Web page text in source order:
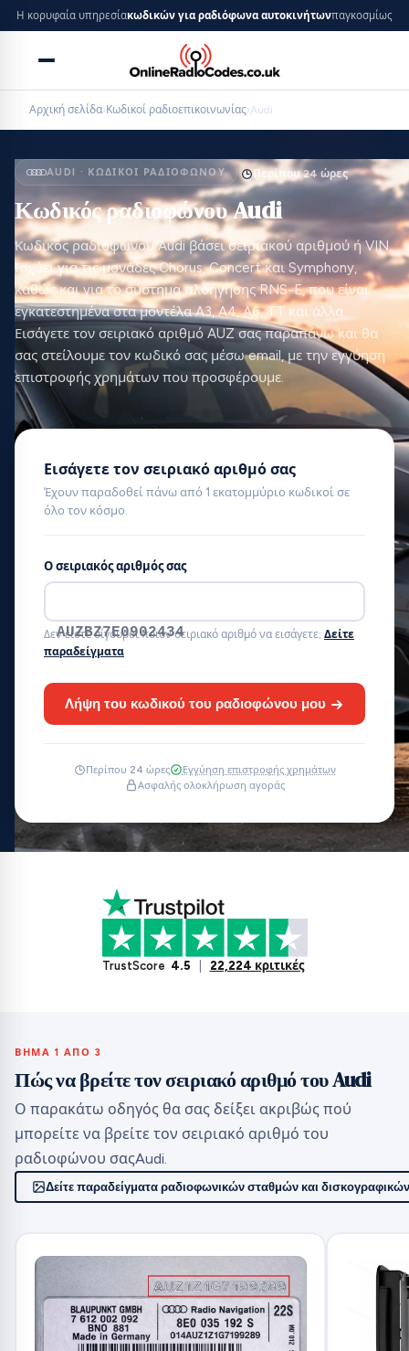
Η κορυφαία υπηρεσίακωδικών για ραδιόφωνα αυτοκινήτωνπαγκοσμίως
Αρχική σελίδα› Κωδικοί ραδιοεπικοινωνίας›Audi
AUDI · ΚΩΔΙΚΟΊ ΡΑΔΙΟΦΏΝΟΥ Περίπου 24 ώρες
Κωδικός ραδιοφώνου Audi
Κωδικός ραδιοφώνου Audi βάσει σειριακού αριθμού ή VIN.
Ισχύει για τις μονάδες Chorus, Concert και Symphony,
καθώς και για το σύστημα πλοήγησης RNS-E, που είναι
εγκατεστημένα στα μοντέλα A3, A4, A6, TT και άλλα.
Εισάγετε τον σειριακό αριθμό AUZ σας παραπάνω και θα
σας στείλουμε τον κωδικό σας μέσω email, με την εγγύηση
επιστροφής χρημάτων που προσφέρουμε.
Εισάγετε τον σειριακό αριθμό σας
Έχουν παραδοθεί πάνω από 1 εκατομμύριο κωδικοί σε
όλο τον κόσμο.
Ο σειριακός αριθμός σας
AUZBZ7E0902434
Δεν είστε σίγουροι ποιον σειριακό αριθμό να εισάγετε; Δείτε
παραδείγματα
Λήψη του κωδικού του ραδιοφώνου μου
Περίπου 24 ώρες
Εγγύηση επιστροφής χρημάτων
Ασφαλής ολοκλήρωση αγοράς
TrustScore 4.5 22,224 κριτικές
ΒΉΜΑ 1 ΑΠΌ 3
Πώς να βρείτε τον σειριακό αριθμό του Audi
Ο παρακάτω οδηγός θα σας δείξει ακριβώς πού
μπορείτε να βρείτε τον σειριακό αριθμό του
ραδιοφώνου σαςAudi.
Δείτε παραδείγματα ραδιοφωνικών σταθμών και δισκογραφικών